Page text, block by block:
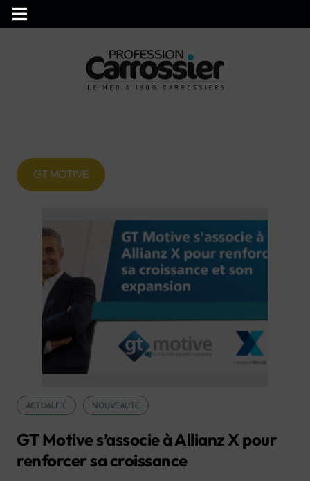
GT MOTIVE
ACTUALITÉ NOUVEAUTÉ
GT Motive s’associe à Allianz X pour
renforcer sa croissance